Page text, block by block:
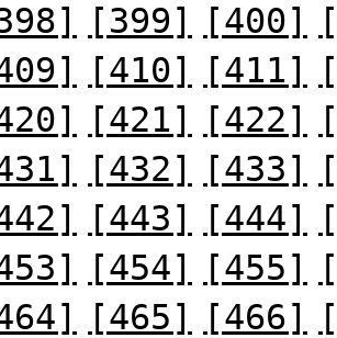
[399] [400]
[410] [411]
[421] [422]
[432] [433]
[443] [444]
[454] [455]
[465] [466]